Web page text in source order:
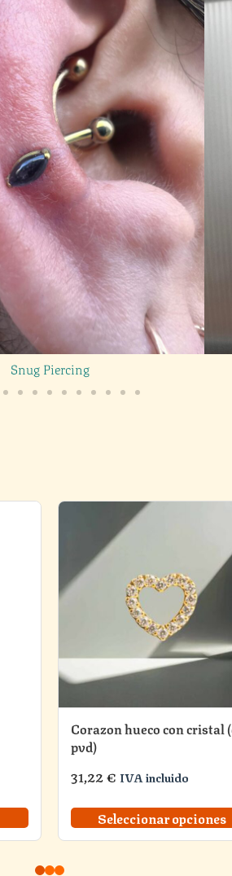
Snug Piercing
Corazon hueco con cristal
pvd)
31,22€ IVA incluido
Seleccionar opciones